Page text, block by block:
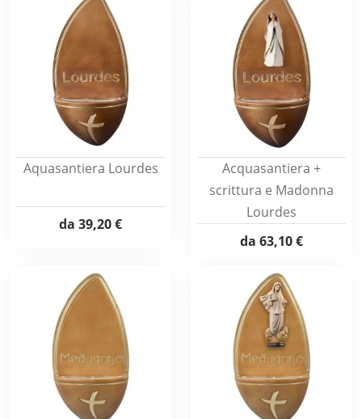
Aquasantiera Lourdes
da 39,20 €
Acquasantiera +
scrittura e Madonna
Lourdes
da 63,10 €